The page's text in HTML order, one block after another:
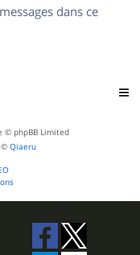
dans ce
© phpBB Limited
© Qiaeru